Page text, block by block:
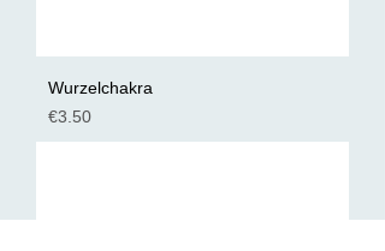
Wurzelchakra
Preis
€3.50